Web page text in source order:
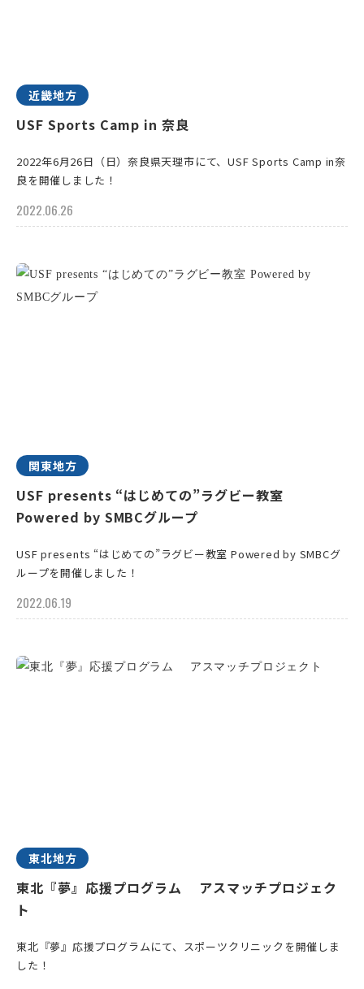
近畿地方
USF Sports Camp in 奈良
2022年6月26日（日）奈良県天理市にて、USF Sports Camp in奈
良を開催しました！
2022.06.26
関東地方
USF presents “はじめての”ラグビー教室
Powered by SMBCグループ
USF presents “はじめての”ラグビー教室 Powered by SMBCグ
ループを開催しました！
2022.06.19
東北地方
東北『夢』応援プログラム アスマッチプロジェク
ト
東北『夢』応援プログラムにて、スポーツクリニックを開催しま
した！